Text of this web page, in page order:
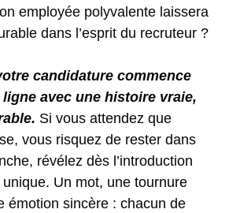
employée polyvalente laissera
dans l’esprit du recruteur ?
candidature commence
avec une histoire vraie,
Si vous attendez que
vous risquez de rester dans
révélez dès l’introduction
Un mot, une tournure
émotion sincère : chacun de